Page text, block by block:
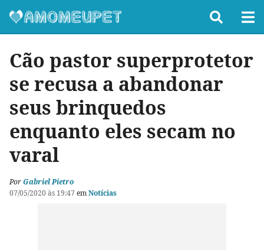
Cão pastor superprotetor
se recusa a abandonar
seus brinquedos
enquanto eles secam no
varal
PorGabriel Pietro
07/05/2020 às 19:47 emNotícias